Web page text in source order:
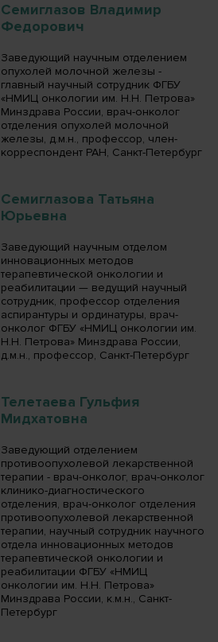
Семиглазов Владимир
Федорович
Заведующий научным отделением
опухолей молочной железы -
главный научный сотрудник ФГБУ
«НМИЦ онкологии им. Н.Н. Петрова»
Минздрава России, врач-онколог
отделения опухолей молочной
железы, д.м.н., профессор, член-
корреспондент РАН, Санкт-Петербург
Семиглазова Татьяна
Юрьевна
Заведующий научным отделом
инновационных методов
терапевтической онкологии и
реабилитации — ведущий научный
сотрудник, профессор отделения
аспирантуры и ординатуры, врач-
онколог ФГБУ «НМИЦ онкологии им.
Н.Н. Петрова» Минздрава России,
д.м.н., профессор, Санкт-Петербург
Телетаева Гульфия
Мидхатовна
Заведующий отделением
противоопухолевой лекарственной
терапии - врач-онколог, врач-онколог
клинико-диагностического
отделения, врач-онколог отделения
противоопухолевой лекарственной
терапии, научный сотрудник научного
отдела инновационных методов
терапевтической онкологии и
реабилитации ФГБУ «НМИЦ
онкологии им. Н.Н. Петрова»
Минздрава России, к.м.н., Санкт-
Петербург